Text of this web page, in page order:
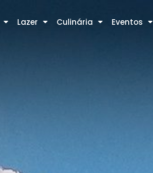
Lazer Culinária Eventos